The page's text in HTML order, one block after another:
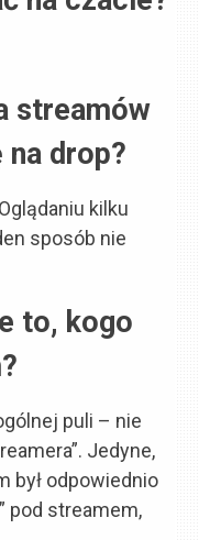
streamów
drop?
kilku
sposób nie
to, kogo
puli – nie
Jedyne,
był odpowiednio
pod streamem,